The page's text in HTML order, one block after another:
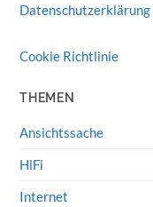
Datenschutzerklärung
Cookie Richtlinie
THEMEN
Ansichtssache
HiFi
Internet